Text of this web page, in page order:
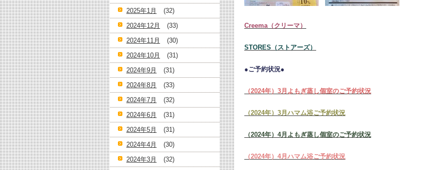
Creema（クリーマ）
STORES（ストアーズ）
●ご予約状況●
（2024年）3月よもぎ蒸し個室のご予約状況
（2024年）3月ハマム浴ご予約状況
（2024年）4月よもぎ蒸し個室のご予約状況
（2024年）4月ハマム浴ご予約状況
2025年1月
(32)
2024年12月
(33)
2024年11月
(30)
2024年10月
(31)
2024年9月
(31)
2024年8月
(33)
2024年7月
(32)
2024年6月
(31)
2024年5月
(31)
2024年4月
(30)
2024年3月
(32)